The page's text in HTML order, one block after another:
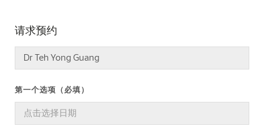
请求预约
第一个选项（必填）